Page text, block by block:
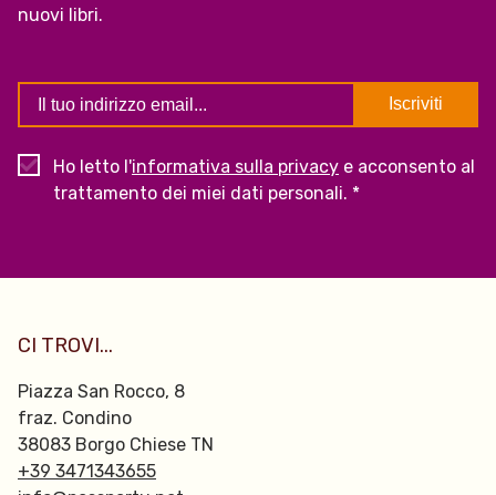
nuovi libri.
Ho letto l'informativa sulla privacy e acconsento al
trattamento dei miei dati personali. *
CI TROVI...
Piazza San Rocco, 8
fraz. Condino
38083 Borgo Chiese TN
+39 3471343655